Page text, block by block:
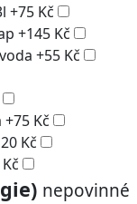
+75 Kč
+145 Kč
+55 Kč
+75 Kč
Kč
Kč
nepovinné